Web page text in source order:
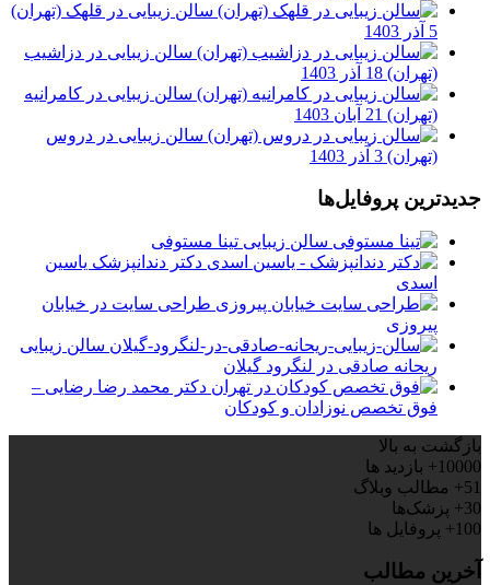
سالن زیبایی در قلهک (تهران)
5 آذر 1403
سالن زیبایی در دزاشیب
(تهران) 18 آذر 1403
سالن زیبایی در کامرانیه
(تهران) 21 آبان 1403
سالن زیبایی در دروس
(تهران) 3 آذر 1403
جدیدترین پروفایل‌ها
سالن زیبایی تینا مستوفی
دکتر دندانپزشک یاسین
اسدی
طراحی سایت در خیابان
پیروزی
سالن زیبایی
ریحانه صادقی در لنگرود گیلان
دکتر محمد رضا رضایی –
فوق تخصص نوزادان و کودکان
بازگشت به بالا
10000+
بازدید ها
51+
مطالب وبلاگ
30+
پزشک‌ها
100+
پروفایل ها
آخرین مطالب